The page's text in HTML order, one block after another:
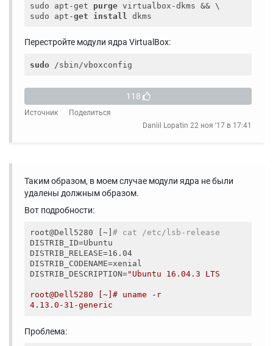
sudo apt-get purge virtualbox-dkms && \
sudo apt-get install
Перестройте модули ядра VirtualBox:
sudo
118
Источник
Поделиться
Daniil Lopatin 22 ноя '17 в 17:41
Таким образом, в моем случае модули ядра не были
удалены должным образом.
Вот подробности:
root@Dell5280 [~]# cat /etc/lsb-release
DISTRIB_ID=Ubuntu
DISTRIB_RELEASE=16.04
DISTRIB_CODENAME=xenial
DISTRIB_DESCRIPTION="Ubuntu 16.04.3 LTS
root@Dell5280 [~]# uname -r
Проблема: